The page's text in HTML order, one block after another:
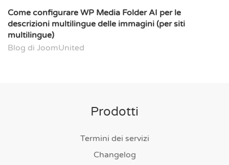
Come configurare WP Media Folder AI per le
descrizioni multilingue delle immagini (per siti
multilingue)
Blog di JoomUnited
Prodotti
Termini dei servizi
Changelog